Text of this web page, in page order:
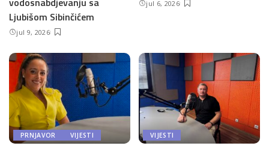
Ljubišom Sibinčićem
jul 9, 2026
jul 6, 2026
PRNJAVOR VIJESTI VIJESTI